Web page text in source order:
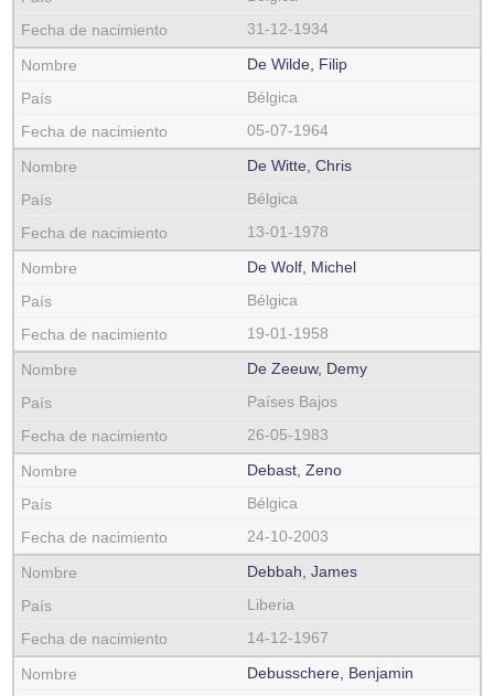
31-12-1934
De Wilde, Filip
Bélgica
05-07-1964
De Witte, Chris
Bélgica
13-01-1978
De Wolf, Michel
Bélgica
19-01-1958
De Zeeuw, Demy
Países Bajos
26-05-1983
Debast, Zeno
Bélgica
24-10-2003
Debbah, James
Liberia
14-12-1967
Debusschere, Benjamin